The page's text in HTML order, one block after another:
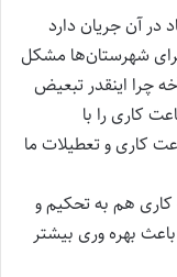
در آن جریان دارد
شهرستان‌ها مشکل
چرا اینقدر تبعیض
کاری را با
کاری و تعطیلات ما
ساعت کاری هم به تحکیم و
بهره وری بیشتر